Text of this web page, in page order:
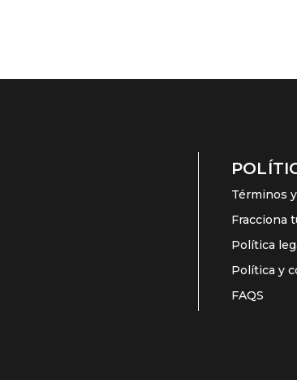
Términos
Fracciona
Política
Política y
FAQS